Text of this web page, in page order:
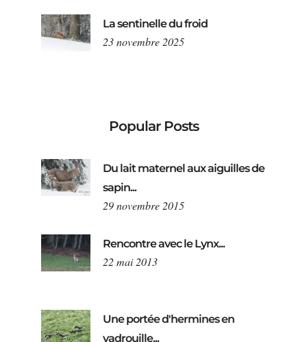
La sentinelle du froid
23 novembre 2025
Popular Posts
Du lait maternel aux aiguilles de
sapin...
29 novembre 2015
Rencontre avec le Lynx...
22 mai 2013
Une portée d'hermines en
vadrouille...